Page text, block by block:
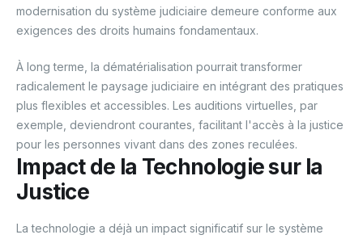
modernisation du système judiciaire demeure conforme aux
exigences des droits humains fondamentaux.
À long terme, la dématérialisation pourrait transformer
radicalement le paysage judiciaire en intégrant des pratiques
plus flexibles et accessibles. Les auditions virtuelles, par
exemple, deviendront courantes, facilitant l'accès à la justice
pour les personnes vivant dans des zones reculées.
Impact de la Technologie sur la
Justice
La technologie a déjà un impact significatif sur le système